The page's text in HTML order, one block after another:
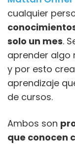
cualquier
solo un mes.
aprender algo
y por esto
aprendizaje
de cursos.
Ambos son
que conocen